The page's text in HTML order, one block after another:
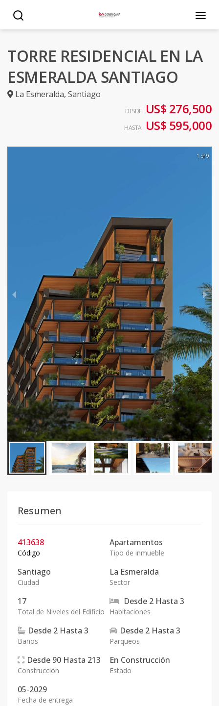
TORRE RESIDENCIAL EN LA
ESMERALDA SANTIAGO
La Esmeralda, Santiago
DESDE US$ 276,500
HASTA US$ 595,000
1 of 9
Resumen
413638
Código
Apartamentos
Tipo de inmueble
Santiago
Ciudad
La Esmeralda
Sector
17
Total de Niveles del Edificio
Desde 2 Hasta 3
Habitaciones
Desde 2 Hasta 3
Baños
Desde 2 Hasta 3
Parqueos
Desde 90 Hasta 213
Construcción
En Construcción
Estado
05-2029
Fecha de entrega